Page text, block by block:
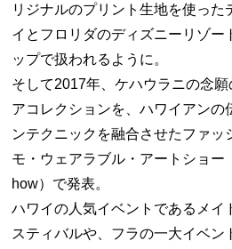
リジナルのプリント生地を使った
イとフロリダのディズニーリゾー
ップで扱われるように。
そして2017年、ケハウラニの念
アコレクションを、ハワイアンの
ンテクニックを融合させたファッ
モ・ウェアラブル・アートショー
how）で発表。
ハワイの人気イベントであるメイ
スティバルや、フラの一大イベン